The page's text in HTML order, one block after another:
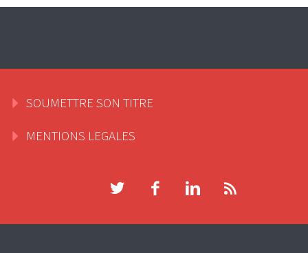
SOUMETTRE SON TITRE
MENTIONS LEGALES